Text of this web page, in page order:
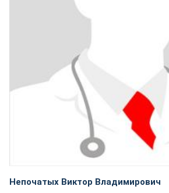
Непочатых Виктор Владимирович